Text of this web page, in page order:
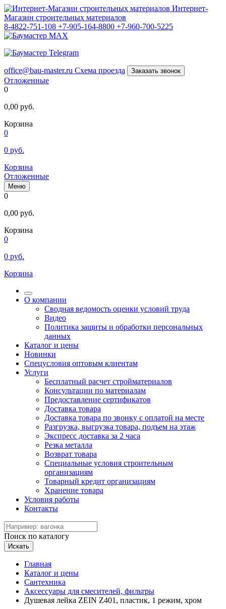
Интернет-
Магазин строительных материалов
8-4822-751-108 +7-905-164-8800 +7-960-700-5225
office@bau-master.ru Схема проезда Заказать звонок
Отложенные
0
0,00 руб.
Корзина
0
0 руб.
Корзина
Отложенные
Меню
0
0,00 руб.
Корзина
0
0 руб.
Корзина
О компании
Сводная ведомость оценки условий труда
Видео
Политика защиты и обработки персональных
данных
Каталог и цены
Новинки
Спецусловия оптовым клиентам
Услуги
Бесплатный расчет стройматериалов
Консультации по материалам
Предоставление сертификатов
Доставка товара
Доставка товара по звонку с оплатой на месте
Разгрузка, выгрузка товара, подъем на этаж
Экспресс доставка за 2 часа
Резка металла
Возврат товара
Специальные условия строительным
организациям
Товарный кредит организациям
Хранение товара
Условия работы
Контакты
Поиск по каталогу
Искать
Главная
Каталог и цены
Сантехника
Аксессуары для смесителей, фильтры
Душевая лейка ZEIN Z401, пластик, 1 режим, хром